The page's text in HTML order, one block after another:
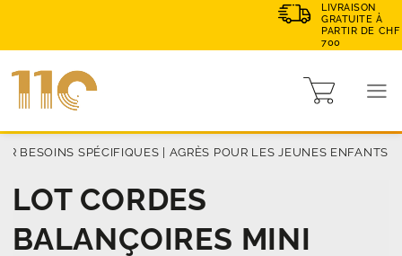
LIVRAISON
GRATUITE À
PARTIR DE CHF
700
BESOINS SPÉCIFIQUES AGRÈS POUR LES JEUNES ENFANTS
LOT CORDES
BALANÇOIRES MINI